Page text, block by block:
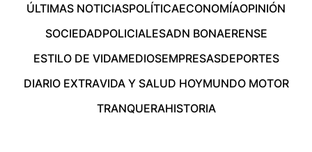
ÚLTIMAS NOTICIASPOLÍTICAECONOMÍAOPINIÓN
SOCIEDADPOLICIALESADN BONAERENSE
ESTILO DE VIDAMEDIOSEMPRESASDEPORTES
DIARIO EXTRAVIDA Y SALUD HOYMUNDO MOTOR
TRANQUERAHISTORIA